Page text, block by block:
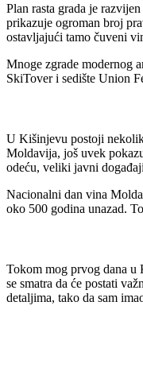
Plan rasta grada je
prikazuje ogroman broj
ostavljajući tamo čuveni
Mnoge zgrade modernog
SkiTover i sedište Union
U Kišinjevu postoji
Moldavija, još uvek
odeću, veliki javni
Nacionalni dan vina
oko 500 godina unazad.
Tokom mog prvog dana u
se smatra da će postati
detaljima, tako da sam